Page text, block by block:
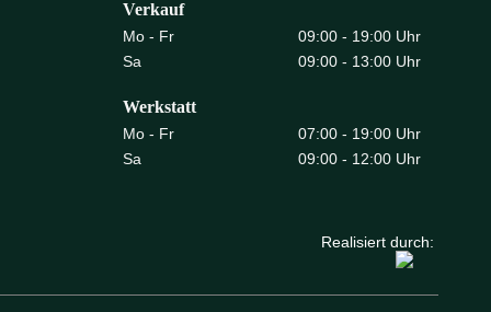
Verkauf
Mo - Fr
09:00 - 19:00 Uhr
Sa
09:00 - 13:00 Uhr
Werkstatt
Mo - Fr
07:00 - 19:00 Uhr
Sa
09:00 - 12:00 Uhr
Realisiert durch: